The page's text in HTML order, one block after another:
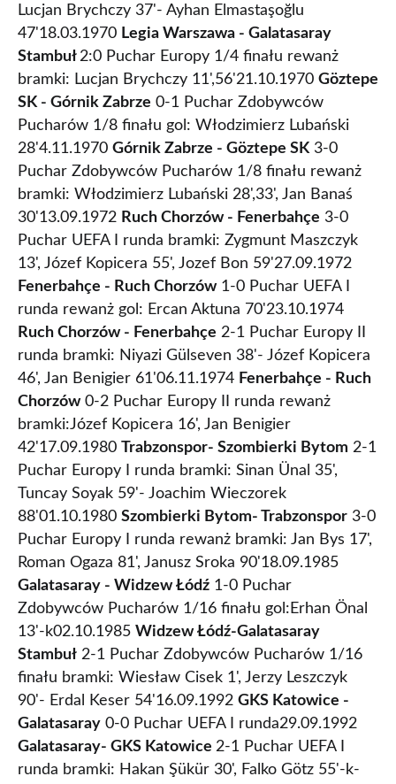
Lucjan Brychczy 37'- Ayhan Elmastaşoğlu
47'18.03.1970 Legia Warszawa - Galatasaray
Stambuł2:0 Puchar Europy 1/4 finału rewanż
bramki: Lucjan Brychczy 11',56'21.10.1970 Göztepe
SK - Górnik Zabrze 0-1 Puchar Zdobywców
Pucharów 1/8 finału gol: Włodzimierz Lubański
28'4.11.1970 Górnik Zabrze - Göztepe SK3-0
Puchar Zdobywców Pucharów 1/8 finału rewanż
bramki: Włodzimierz Lubański 28',33', Jan Banaś
30'13.09.1972 Ruch Chorzów - Fenerbahçe 3-0
Puchar UEFA I runda bramki: Zygmunt Maszczyk
13', Józef Kopicera 55', Jozef Bon 59'27.09.1972
Fenerbahçe - Ruch Chorzów1-0 Puchar UEFA I
runda rewanż gol: Ercan Aktuna 70'23.10.1974
Ruch Chorzów - Fenerbahçe 2-1 Puchar Europy II
runda bramki: Niyazi Gülseven 38'- Józef Kopicera
46', Jan Benigier 61'06.11.1974 Fenerbahçe - Ruch
Chorzów0-2 Puchar Europy II runda rewanż
bramki:Józef Kopicera 16', Jan Benigier
42'17.09.1980 Trabzonspor- Szombierki Bytom 2-1
Puchar Europy I runda bramki: Sinan Ünal 35',
Tuncay Soyak 59'- Joachim Wieczorek
88'01.10.1980 Szombierki Bytom- Trabzonspor 3-0
Puchar Europy I runda rewanż bramki: Jan Bys 17',
Roman Ogaza 81', Janusz Sroka 90'18.09.1985
Galatasaray - Widzew Łódź 1-0 Puchar
Zdobywców Pucharów 1/16 finału gol:Erhan Önal
13'-k02.10.1985 Widzew Łódź-Galatasaray
Stambuł 2-1 Puchar Zdobywców Pucharów 1/16
finału bramki: Wiesław Cisek 1', Jerzy Leszczyk
90'- Erdal Keser 54'16.09.1992 GKS Katowice -
Galatasaray 0-0 Puchar UEFA I runda29.09.1992
Galatasaray- GKS Katowice 2-1 Puchar UEFA I
runda bramki: Hakan Şükür 30', Falko Götz 55'-k-